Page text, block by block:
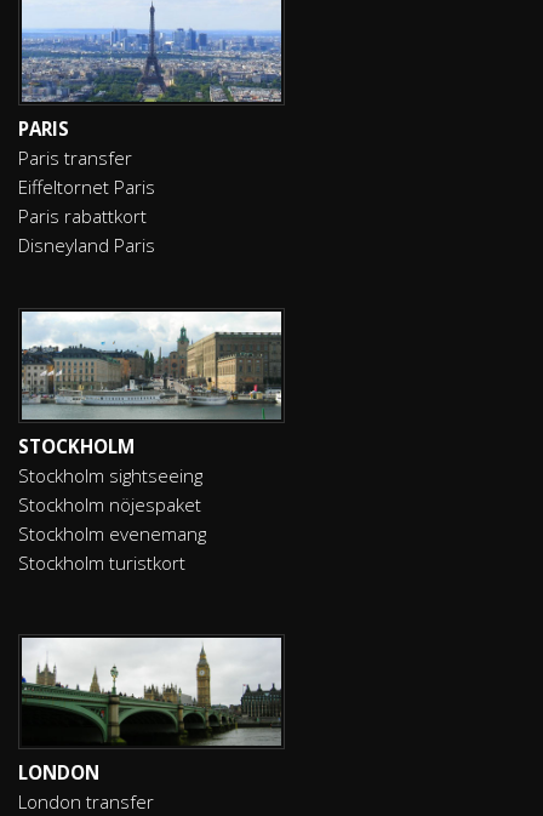
PARIS
Paris transfer
Eiffeltornet Paris
Paris rabattkort
Disneyland Paris
STOCKHOLM
Stockholm sightseeing
Stockholm nöjespaket
Stockholm evenemang
Stockholm turistkort
LONDON
London transfer